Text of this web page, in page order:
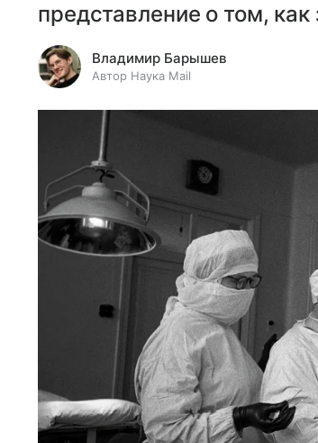
представление о том, как
Владимир Барышев
Автор Наука Mail